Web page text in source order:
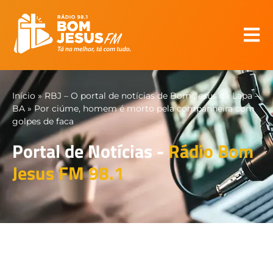
Início »RBJ – O portal de notícias de Bom Jesus da Lapa –
BA » Por ciúme, homem é morto pela companheira com
golpes de faca
Portal de Notícias -Rádio Bom
Jesus FM 98.1